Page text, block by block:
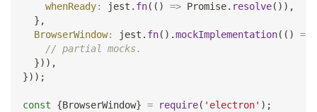
whenReady: jest . fn( ( ) => Promise. resolve( ) ) ,
} ,
BrowserWindow: jest . fn( ) .mockImplementation( ( )
=>
// partial mocks.
}) ) ,
}) ) ;
const {BrowserWindow} = require( 'electron' ) ;